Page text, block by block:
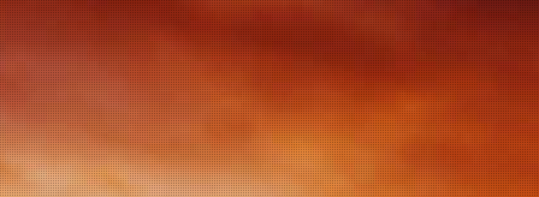
WIJNEN OLIJFOLIE WIJNREIZEN